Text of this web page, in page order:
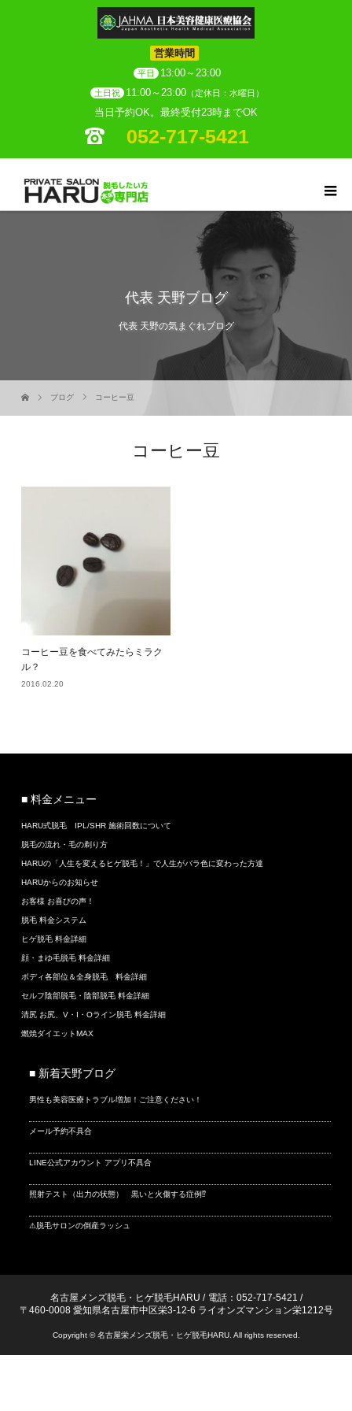
営業時間
平日 13:00～23:00
土日祝 11:00～23:00 （定休日：水曜日）
当日予約OK。最終受付23時までOK
052-717-5421
代表 天野ブログ
代表 天野の気まぐれブログ
ブログ コーヒー豆
コーヒー豆
コーヒー豆を食べてみたらミラク
ル？
2016.02.20
■ 料金メニュー
HARU式脱毛 IPL/SHR 施術回数について
脱毛の流れ・毛の剃り方
HARUの「人生を変えるヒゲ脱毛！」で人生がバラ色に変わった方達
HARUからのお知らせ
お客様 お喜びの声！
脱毛 料金システム
ヒゲ脱毛 料金詳細
顔・まゆ毛脱毛 料金詳細
ボディ各部位＆全身脱毛 料金詳細
セルフ陰部脱毛・陰部脱毛 料金詳細
清尻 お尻、V・I・Oライン脱毛 料金詳細
燃焼ダイエットMAX
■ 新着天野ブログ
男性も美容医療トラブル増加！ご注意ください！
メール予約不具合
LINE公式アカウント アプリ不具合
照射テスト（出力の状態） 黒いと火傷する症例⁉
⚠脱毛サロンの倒産ラッシュ
名古屋メンズ脱毛・ヒゲ脱毛HARU / 電話：052-717-5421 /
〒460-0008 愛知県名古屋市中区栄3-12-6 ライオンズマンション栄1212号
Copyright © 名古屋栄メンズ脱毛・ヒゲ脱毛HARU. All rights reserved.